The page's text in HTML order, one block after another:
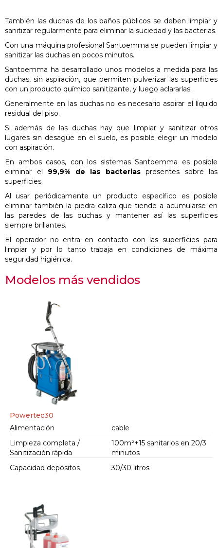
También las duchas de los baños públicos se deben limpiar y
sanitizar regularmente para eliminar la suciedad y las bacterias.
Con una máquina profesional Santoemma se pueden limpiar y
sanitizar las duchas en pocos minutos.
Santoemma ha desarrollado unos modelos a medida para las
duchas, sin aspiración, que permiten pulverizar las superficies
con un producto químico sanitizante, y luego aclararlas.
Generalmente en las duchas no es necesario aspirar el líquido
residual del piso.
Si además de las duchas hay que limpiar y sanitizar otros
lugares sin desagüe en el suelo, es posible elegir un modelo
con aspiración.
En ambos casos, con los sistemas Santoemma es posible
eliminar el 99,9% de las bacteriaspresentes sobre las
superficies.
Al usar periódicamente un producto específico es posible
eliminar también la piedra caliza que tiende a acumularse en
las paredes de las duchas y mantener así las superficies
siempre brillantes.
El operador no entra en contacto con las superficies para
limpiar y por lo tanto trabaja en condiciones de máxima
seguridad higiénica.
Modelos más vendidos
Powertec30
Alimentación
cable
Limpieza completa /
Sanitización rápida
100m²+15 sanitarios en 20/3
minutos
Capacidad depósitos
30/30 litros